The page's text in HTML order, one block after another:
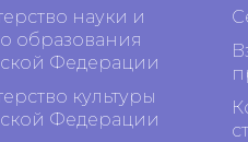
науки и
образования
Федерации
культуры
Федерации